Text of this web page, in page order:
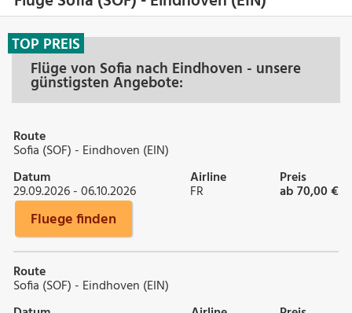
Flüge von Sofia nach Eindhoven - unsere
günstigsten Angebote:
TOP PREIS
Route
Sofia (SOF) - Eindhoven (EIN)
Datum
29.09.2026 - 06.10.2026
Airline
FR
Preis
ab 70,00 €
Fluege finden
Route
Sofia (SOF) - Eindhoven (EIN)